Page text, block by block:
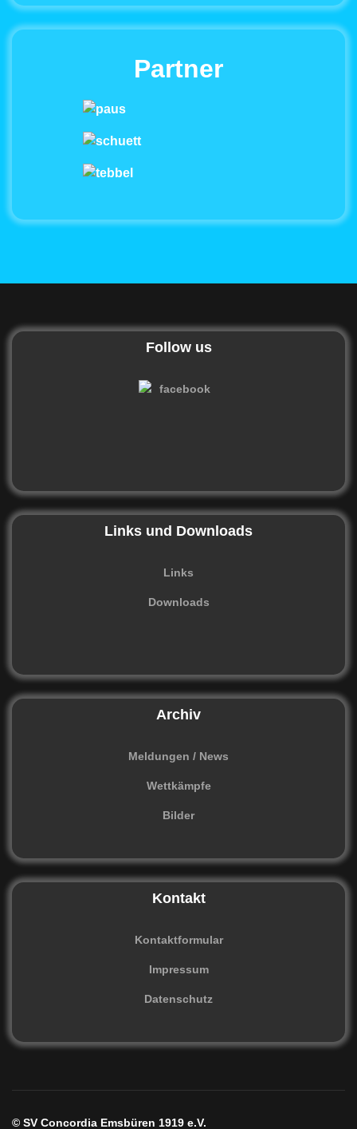
Partner
Follow us
Links und Downloads
Links
Downloads
Archiv
Meldungen / News
Wettkämpfe
Bilder
Kontakt
Kontaktformular
Impressum
Datenschutz
© SV Concordia Emsbüren 1919 e.V.